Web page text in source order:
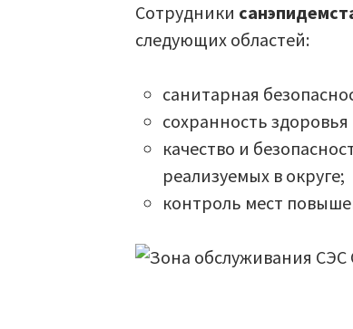
Сотрудники
следующих областей:
санитарная
сохранность
качество и
реализуемых в округе;
контроль мест